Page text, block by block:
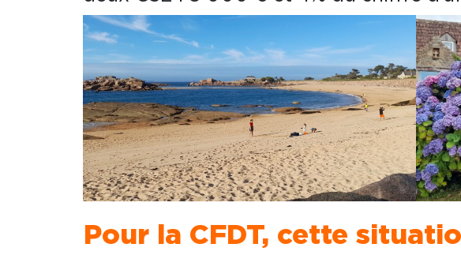
Pour la CFDT, cette